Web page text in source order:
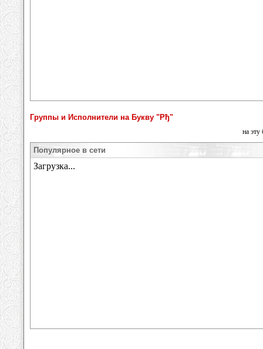
Группы и Исполнители на Букву "Рђ"
на эту
Популярное в сети